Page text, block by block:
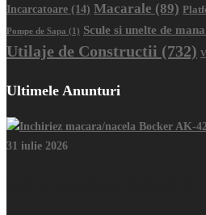
Incarcatoare (14) Macarale (89)
Pompe de Sapa (1) Scule si unelte de mana
Utilaje de Constructii (732)
Ultimele Anunturi
31 iulie 2026